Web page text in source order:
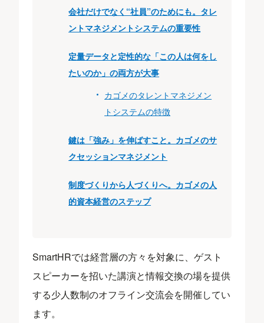
会社だけでなく“社員”のためにも。タレ
ントマネジメントシステムの重要性
定量データと定性的な「この人は何をし
たいのか」の両方が大事
カゴメのタレントマネジメン
トシステムの特徴
鍵は「強み」を伸ばすこと。カゴメのサ
クセッションマネジメント
制度づくりから人づくりへ。カゴメの人
的資本経営のステップ
SmartHRでは経営層の方々を対象に、ゲスト
スピーカーを招いた講演と情報交換の場を提供
する少人数制のオフライン交流会を開催してい
ます。